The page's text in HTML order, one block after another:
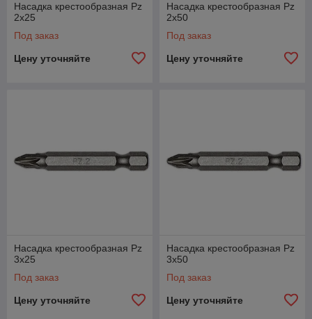
Насадка крестообразная Pz
2х25
Под заказ
Цену уточняйте
Насадка крестообразная Pz
2х50
Под заказ
Цену уточняйте
Насадка крестообразная Pz
3х25
Под заказ
Цену уточняйте
Насадка крестообразная Pz
3х50
Под заказ
Цену уточняйте